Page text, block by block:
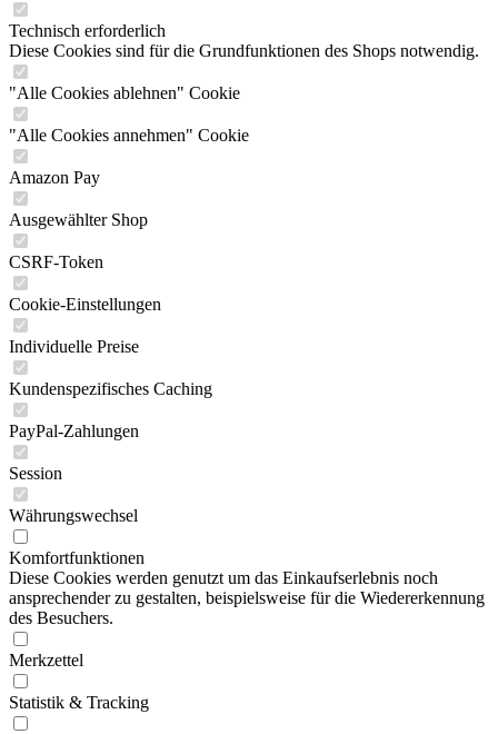
Technisch erforderlich
Diese Cookies sind für die Grundfunktionen des Shops notwendig.
"Alle Cookies ablehnen" Cookie
"Alle Cookies annehmen" Cookie
Amazon Pay
Ausgewählter Shop
CSRF-Token
Cookie-Einstellungen
Individuelle Preise
Kundenspezifisches Caching
PayPal-Zahlungen
Session
Währungswechsel
Komfortfunktionen
Diese Cookies werden genutzt um das Einkaufserlebnis noch
ansprechender zu gestalten, beispielsweise für die Wiedererkennung
des Besuchers.
Merkzettel
Statistik & Tracking